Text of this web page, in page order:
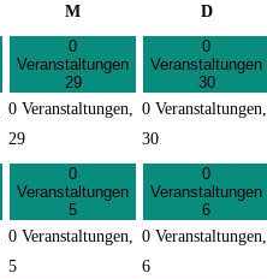
MMittwoch D
0
Veranstaltungen
29
0 Veranstaltungen,
29
0
Veranstaltungen
30
0 Veranstaltungen,
30
0
Veranstaltungen
5
0 Veranstaltungen,
5
0
Veranstaltungen
6
0 Veranstaltungen,
6